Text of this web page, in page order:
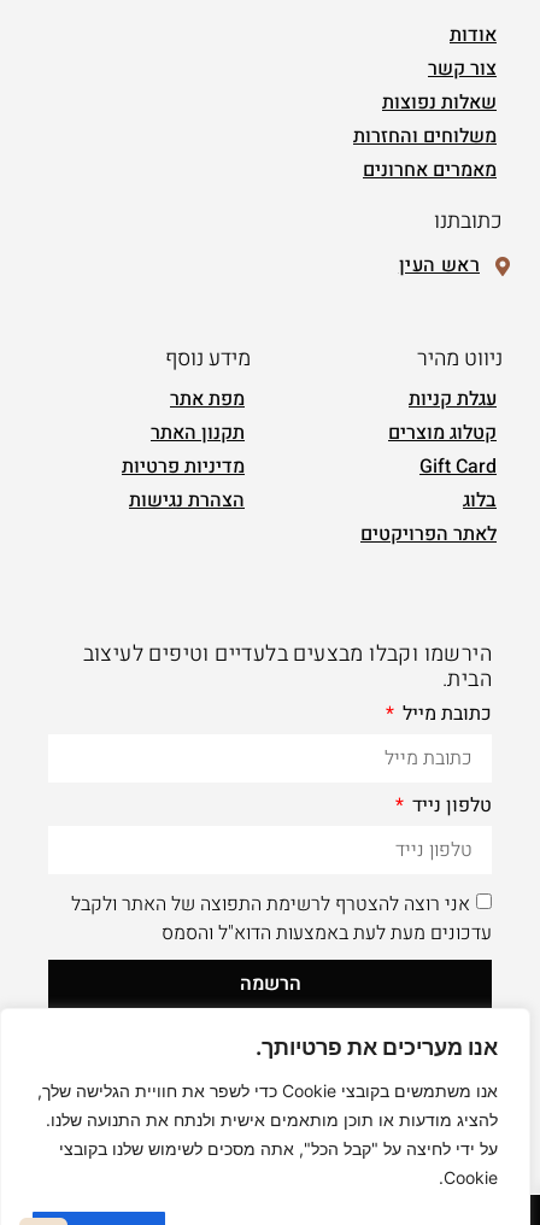
אנו מעריכים את פרטיותך.
אנו משתמשים בקובצי Cookie כדי לשפר את חוויית הגלישה שלך,
להציג מודעות או תוכן מותאמים אישית ולנתח את התנועה שלנו.
על ידי לחיצה על "קבל הכל", אתה מסכים לשימוש שלנו בקובצי
Cookie.
אודות
צור קשר
שאלות נפוצות
משלוחים והחזרות
מאמרים אחרונים
כתובתנו
ראש העין
ניווט מהיר
עגלת קניות
קטלוג מוצרים
Gift Card
בלוג
לאתר הפרויקטים
מידע נוסף
מפת אתר
תקנון האתר
מדיניות פרטיות
הצהרת נגישות
הירשמו וקבלו מבצעים בלעדיים וטיפים לעיצוב
הבית.
כתובת מייל
טלפון נייד
אני רוצה להצטרף לרשימת התפוצה של האתר ולקבל
עדכונים מעת לעת באמצעות הדוא"ל והסמס
הרשמה
לעוד תוכן איכותי - תעקבו AleaDesign@
0